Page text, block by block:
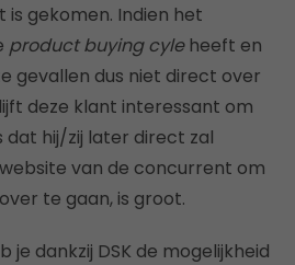
gekomen. Indien het
product buying cyleheeft en
gevallen dus niet direct over
deze klant interessant om
dat hij/zij later direct zal
van de concurrent om
te gaan, is groot.
je dankzij DSK de mogelijkheid